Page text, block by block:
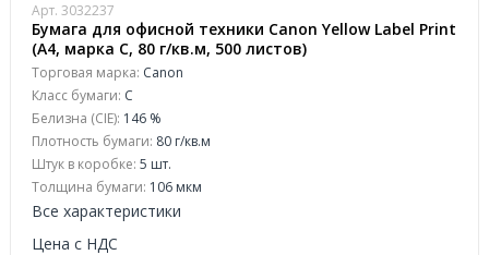
Арт. 3032237
Бумага для офисной техники Canon Yellow Label Print
(А4, марка C, 80 г/кв.м, 500 листов)
Торговая марка: Canon
Класс бумаги: C
Белизна (CIE): 146 %
Плотность бумаги: 80 г/кв.м
Штук в коробке: 5 шт.
Толщина бумаги: 106 мкм
Все характеристики
Цена с НДС